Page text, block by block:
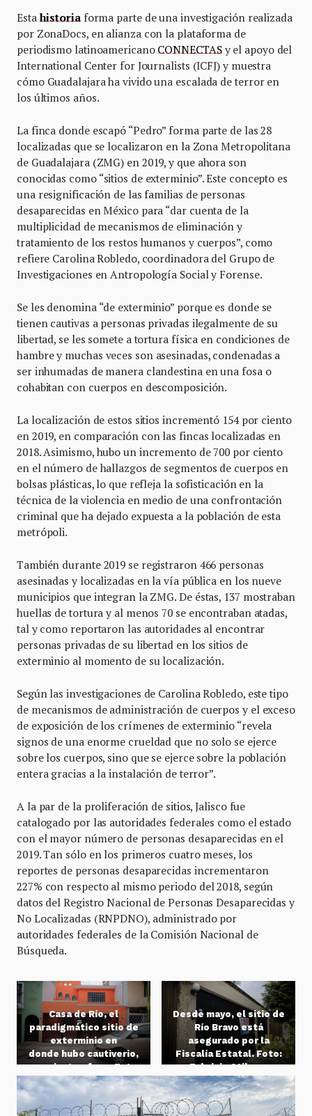
Esta historiaforma parte de una investigación realizada
por ZonaDocs, en alianza con la plataforma de
periodismo latinoamericano CONNECTASy el apoyo del
International Center for Journalists (ICFJ) y muestra
cómo Guadalajara ha vivido una escalada de terror en
los últimos años.
La finca donde escapó “Pedro” forma parte de las 28
localizadas que se localizaron en la Zona Metropolitana
de Guadalajara (ZMG) en 2019, y que ahora son
conocidas como “sitios de exterminio”. Este concepto es
una resignificación de las familias de personas
desaparecidas en México para “dar cuenta de la
multiplicidad de mecanismos de eliminación y
tratamiento de los restos humanos y cuerpos”, como
refiere Carolina Robledo, coordinadora del Grupo de
Investigaciones en Antropología Social y Forense.
Se les denomina “de exterminio” porque es donde se
tienen cautivas a personas privadas ilegalmente de su
libertad, se les somete a tortura física en condiciones de
hambre y muchas veces son asesinadas, condenadas a
ser inhumadas de manera clandestina en una fosa o
cohabitan con cuerpos en descomposición.
La localización de estos sitios incrementó 154 por ciento
en 2019, en comparación con las fincas localizadas en
2018. Asimismo, hubo un incremento de 700 por ciento
en el número de hallazgos de segmentos de cuerpos en
bolsas plásticas, lo que refleja la sofisticación en la
técnica de la violencia en medio de una confrontación
criminal que ha dejado expuesta a la población de esta
metrópoli.
También durante 2019 se registraron 466 personas
asesinadas y localizadas en la vía pública en los nueve
municipios que integran la ZMG. De éstas, 137 mostraban
huellas de tortura y al menos 70 se encontraban atadas,
tal y como reportaron las autoridades al encontrar
personas privadas de su libertad en los sitios de
exterminio al momento de su localización.
Según las investigaciones de Carolina Robledo, este tipo
de mecanismos de administración de cuerpos y el exceso
de exposición de los crímenes de exterminio “revela
signos de una enorme crueldad que no solo se ejerce
sobre los cuerpos, sino que se ejerce sobre la población
entera gracias a la instalación de terror”.
A la par de la proliferación de sitios, Jalisco fue
catalogado por las autoridades federales como el estado
con el mayor número de personas desaparecidas en el
2019. Tan sólo en los primeros cuatro meses, los
reportes de personas desaparecidas incrementaron
227% con respecto al mismo periodo del 2018, según
datos del Registro Nacional de Personas Desaparecidas y
No Localizadas (RNPDNO), administrado por
autoridades federales de la Comisión Nacional de
Búsqueda.
Casa de Río, el
paradigmático sitio de
exterminio en
donde hubo cautiverio,
asesinato y fosa. Foto
Fabricio Atilano.
Desde mayo, el sitio de
Río Bravo está
asegurado por la
Fiscalía Estatal. Foto:
Fabricio Atilano.